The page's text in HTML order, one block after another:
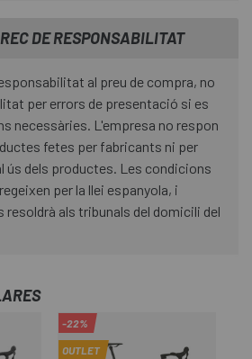
DE RESPONSABILITAT
al preu de compra, no
per errors de presentació si es
necessàries. L'empresa no respon
fetes per fabricants ni per
ús dels productes. Les condicions
per la llei espanyola, i
als tribunals del domicili del
-22%
OUTLET